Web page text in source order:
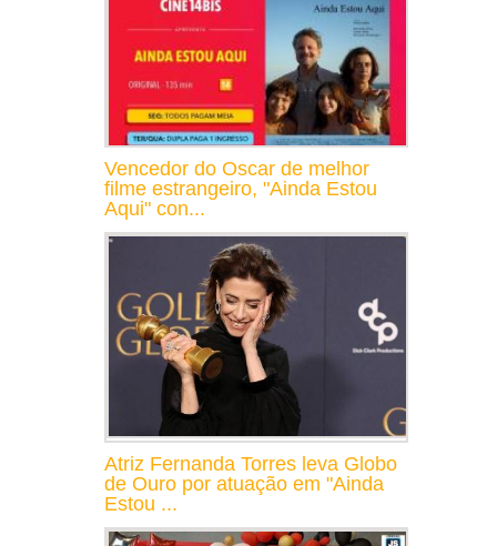
Vencedor do Oscar de melhor
filme estrangeiro, "Ainda Estou
Aqui" con...
Atriz Fernanda Torres leva Globo
de Ouro por atuação em "Ainda
Estou ...